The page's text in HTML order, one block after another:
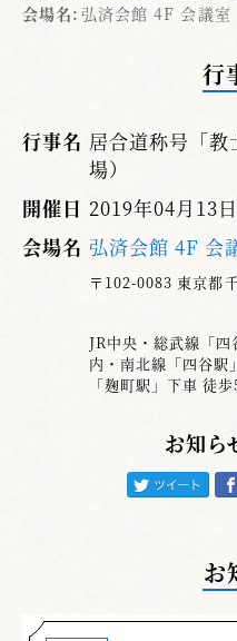
会場名: 弘済会館 4F 会議室
行
行事名 居合道称号「
場）
開催日 2019年04月13日
会場名 弘済会館 4F 会
〒102-0083 東京都
JR中央・総武線「
内・南北線「四谷
「麹町駅」下車 徒
お知ら
お